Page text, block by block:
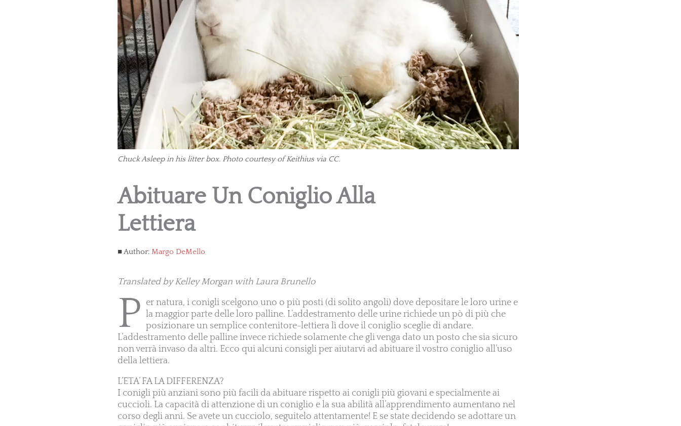
Chuck Asleep in his litter box. Photo courtesy of Keithius via CC.
Abituare Un Coniglio Alla
Lettiera
Author: Margo DeMello
Translated by Kelley Morgan with Laura Brunello
P er natura, i conigli scelgono uno o più posti (di solito angoli) dove depositare le loro urine e
la maggior parte delle loro palline. L’addestramento delle urine richiede un pò di più che
posizionare un semplice contenitore-lettiera lì dove il coniglio sceglie di andare.
L’addestramento delle palline invece richiede solamente che gli venga dato un posto che sia sicuro
non verrà invaso da altri. Ecco qui alcuni consigli per aiutarvi ad abituare il vostro coniglio all’uso
della lettiera.
L’ETA’ FA LA DIFFERENZA?
I conigli più anziani sono più facili da abituare rispetto ai conigli più giovani e specialmente ai
cuccioli. La capacità di attenzione di un coniglio e la sua abilità all’apprendimento aumentano nel
corso degli anni. Se avete un cucciolo, seguitelo attentamente! E se state decidendo se adottare un